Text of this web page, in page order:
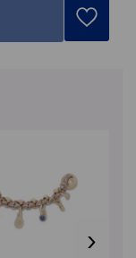
›